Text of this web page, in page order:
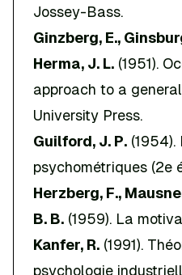
Jossey-Bass.
Ginzberg, E.,
Herma, J. L. (1951).
approach to a
University Press.
Guilford, J. P. (1954).
psychométriques (2e
Herzberg, F.,
B. B. (1959). La
Kanfer, R. (1991).
psychologie